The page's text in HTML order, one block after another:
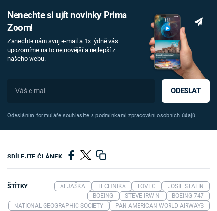
Nenechte si ujít novinky Prima
Zoom!
Zanechte nám svůj e-mail a 1x týdně vás
upozorníme na to nejnovější a nejlepší z
našeho webu.
ODESLAT
Odesláním formuláře souhlasíte spodmínkami zpracování osobních údajů
SDÍLEJTE ČLÁNEK
ŠTÍTKY ALJAŠKA TECHNIKA LOVEC
JOSIF STALIN
BOEING
STEVE IRWIN
BOEING 747
NATIONAL GEOGRAPHIC SOCIETY
PAN AMERICAN WORLD AIRWAYS